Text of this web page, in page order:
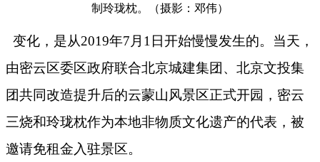
制玲珑枕。（摄影：邓伟）
变化，是从2019年7 月 1 日开始慢慢发生的。当天，
由密云区委区政府联合北京城建集团、北京文投集
团共同改造提升后的云蒙山风景区正式开园，密云
三烧和玲珑枕作为本地非物质文化遗产的代表，被
邀请免租金入驻景区。